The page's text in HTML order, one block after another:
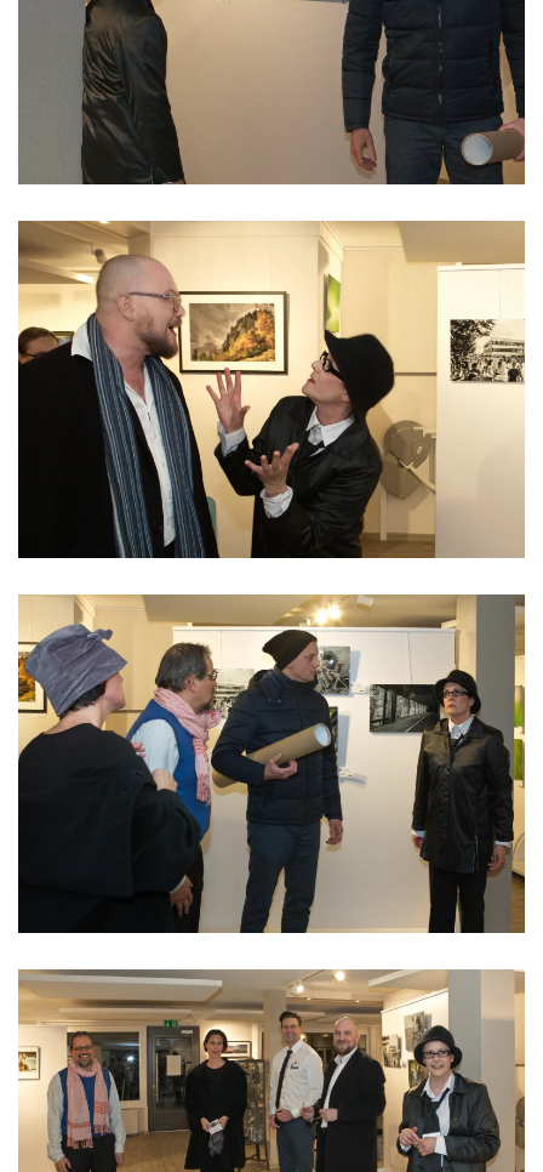
Read more
Read more
Read more